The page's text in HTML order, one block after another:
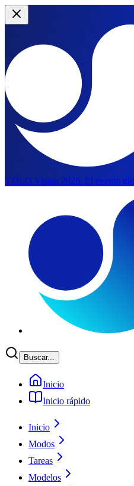
YOLO Vision 2026: El evento
Buscar...
Inicio
Inicio rápido
Inicio
Modos
Tareas
Modelos